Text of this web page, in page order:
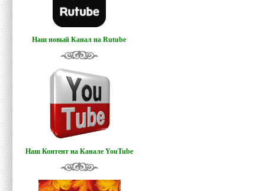
Наш новый Канал на Rutube
Наш Контент на Канале YouTube